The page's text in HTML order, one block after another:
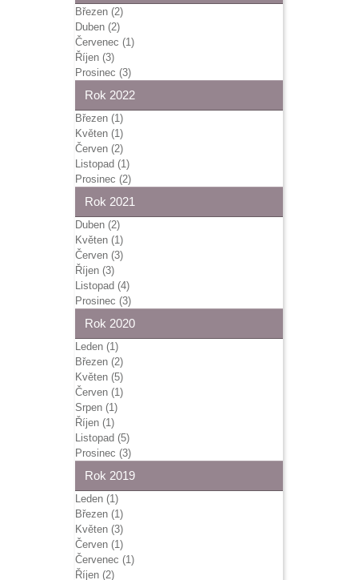
Březen (2)
Duben (2)
Červenec (1)
Říjen (3)
Prosinec (3)
Rok 2022
Březen (1)
Květen (1)
Červen (2)
Listopad (1)
Prosinec (2)
Rok 2021
Duben (2)
Květen (1)
Červen (3)
Říjen (3)
Listopad (4)
Prosinec (3)
Rok 2020
Leden (1)
Březen (2)
Květen (5)
Červen (1)
Srpen (1)
Říjen (1)
Listopad (5)
Prosinec (3)
Rok 2019
Leden (1)
Březen (1)
Květen (3)
Červen (1)
Červenec (1)
Říjen (2)